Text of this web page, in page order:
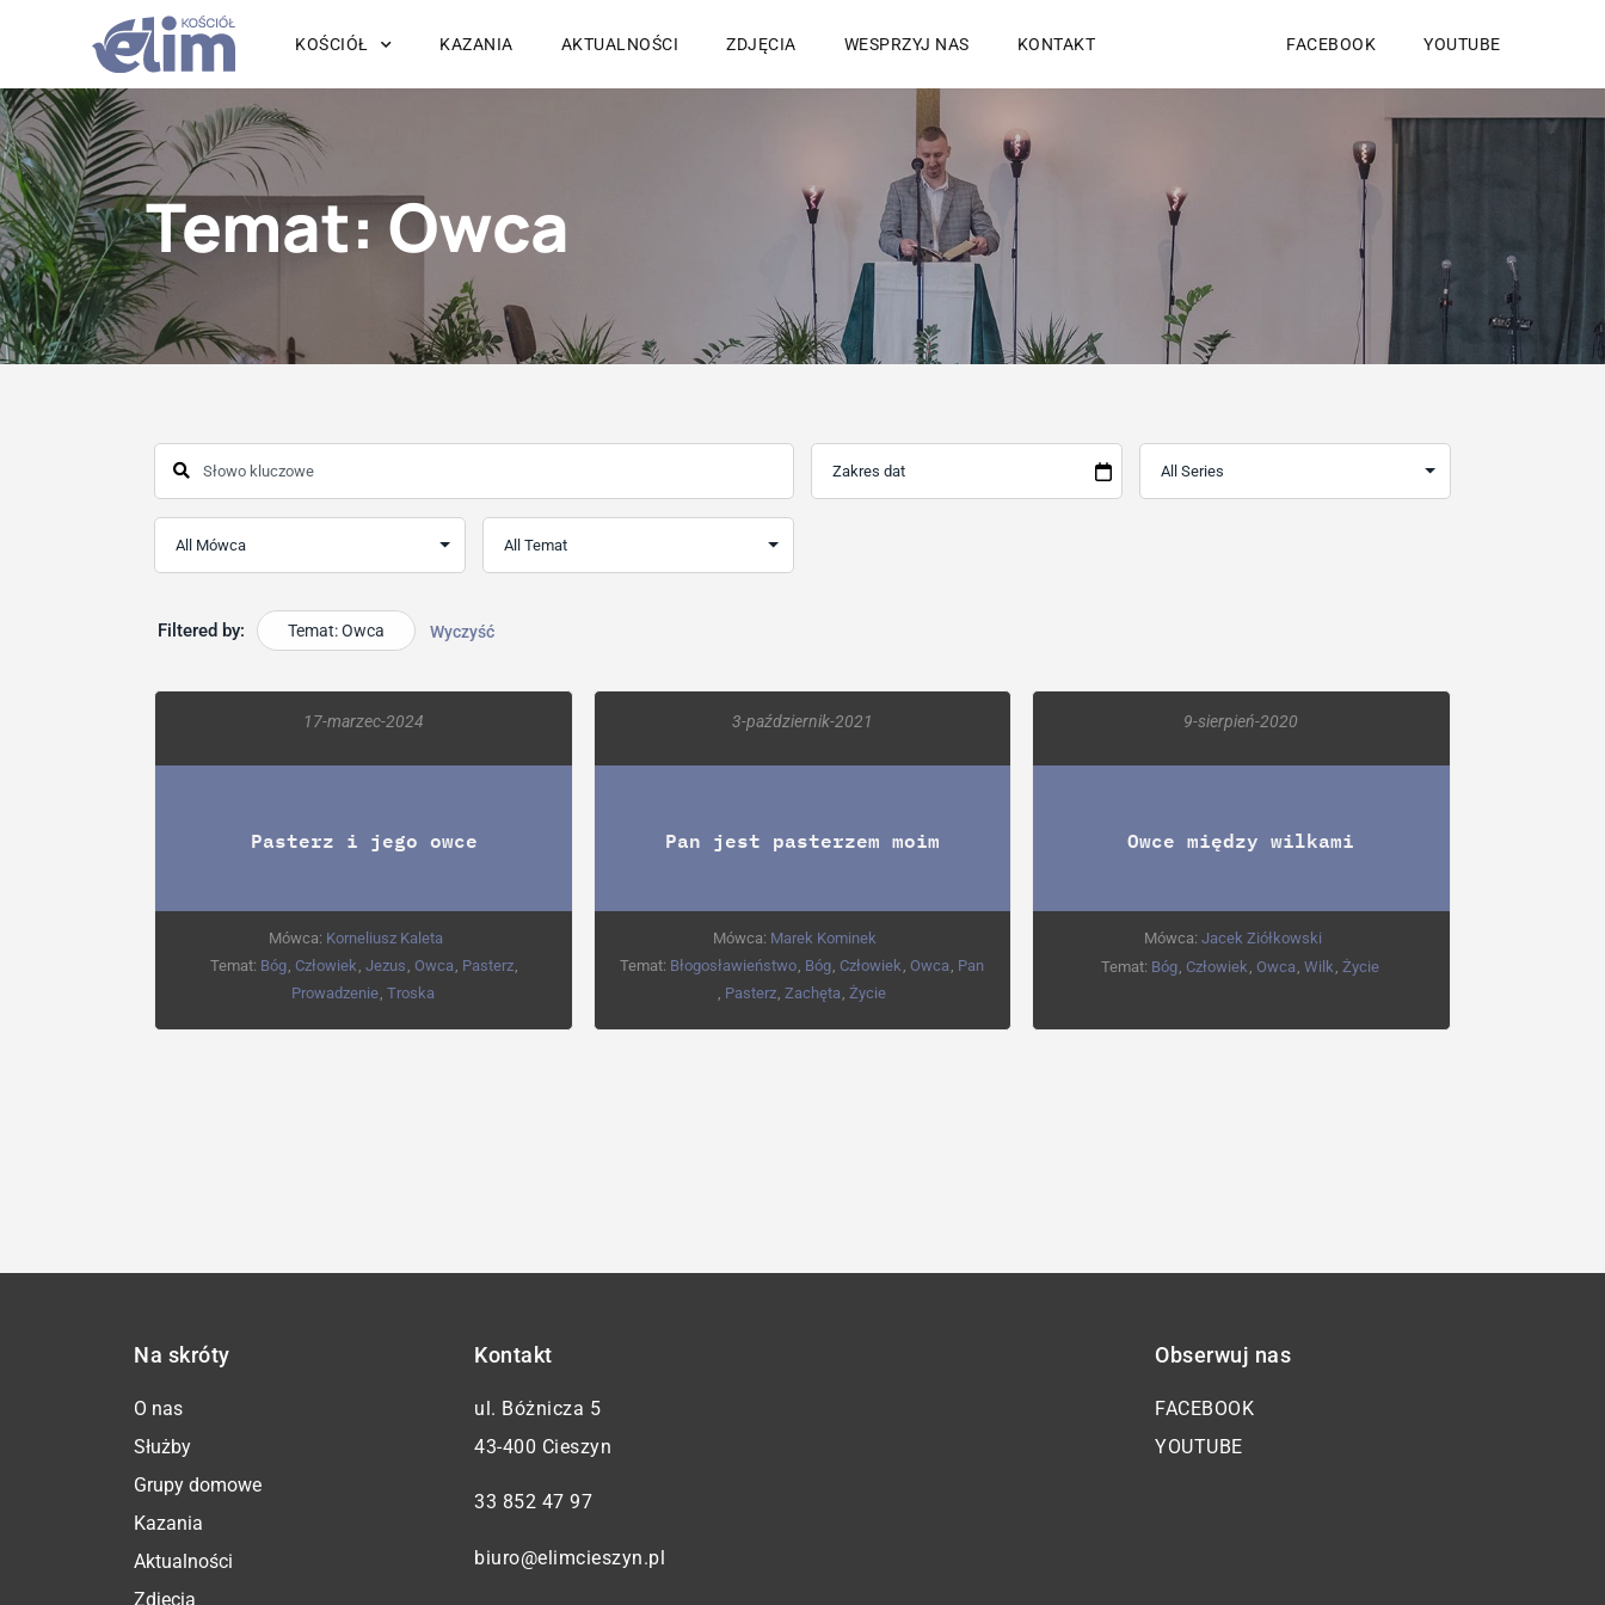
KOŚCIÓŁ KAZANIA AKTUALNOŚCI ZDJĘCIA WESPRZYJ NAS KONTAKT FACEBOOK YOUTUBE
Temat: Owca
Filtered by: Temat: Owca Wyczyść
17-marzec-2024
Pasterz i jego owce
Mówca: Korneliusz Kaleta
Temat: Bóg Człowiek Jezus Owca Pasterz
Prowadzenie ,Troska
3-październik-2021
Pan jest pasterzem moim
Mówca: Marek Kominek
Temat: Błogosławieństwo Bóg Człowiek Owca Pan
Pasterz Zachęta Życie
9-sierpień-2020
Owce między wilkami
Mówca:Jacek Ziółkowski
Temat: Bóg Człowiek ,Owca ,Wilk ,Życie
Na skróty
O nas
Służby
Grupy domowe
Kazania
Aktualności
Zdjęcia
Kontakt
ul. Bóżnicza 5
43-400 Cieszyn
33 852 47 97
biuro@elimcieszyn.pl
Obserwuj nas
FACEBOOK
YOUTUBE